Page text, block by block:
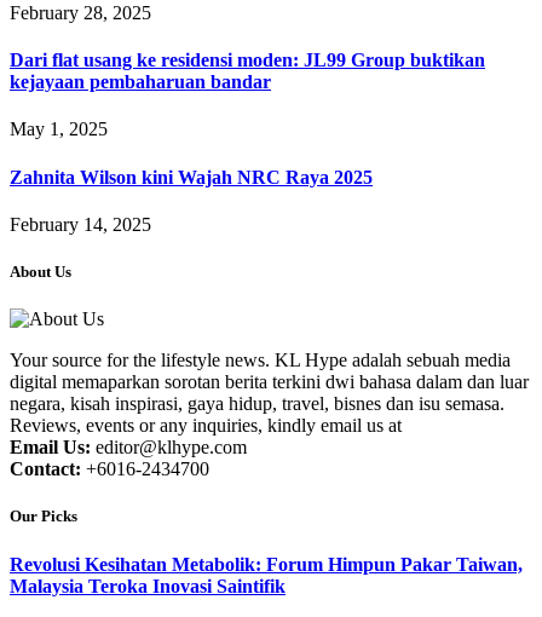
February 28, 2025
Dari flat usang ke residensi moden: JL99 Group buktikan
kejayaan pembaharuan bandar
May 1, 2025
Zahnita Wilson kini Wajah NRC Raya 2025
February 14, 2025
About Us
Your source for the lifestyle news. KL Hype adalah sebuah media
digital memaparkan sorotan berita terkini dwi bahasa dalam dan luar
negara, kisah inspirasi, gaya hidup, travel, bisnes dan isu semasa.
Reviews, events or any inquiries, kindly email us at
Email Us: editor@klhype.com
Contact: +6016-2434700
Our Picks
Revolusi Kesihatan Metabolik: Forum Himpun Pakar Taiwan,
Malaysia Teroka Inovasi Saintifik